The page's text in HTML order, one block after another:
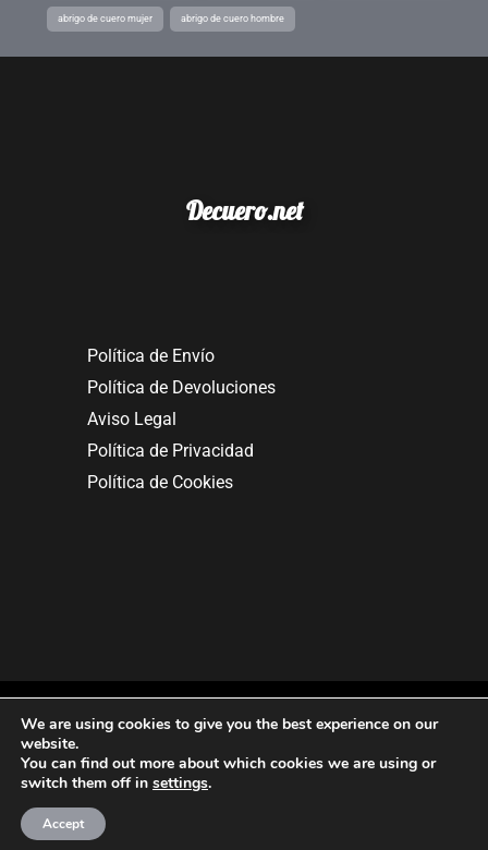
abrigo de cuero mujer abrigo de cuero hombre
Decuero.net
Política de Envío
Política de Devoluciones
Aviso Legal
Política de Privacidad
Política de Cookies
Copyright © 2025. All rights reserved.
We are using cookies to give you the best experience on our
website.
You can find out more about which cookies we are using or
switch them off in settings.
Accept